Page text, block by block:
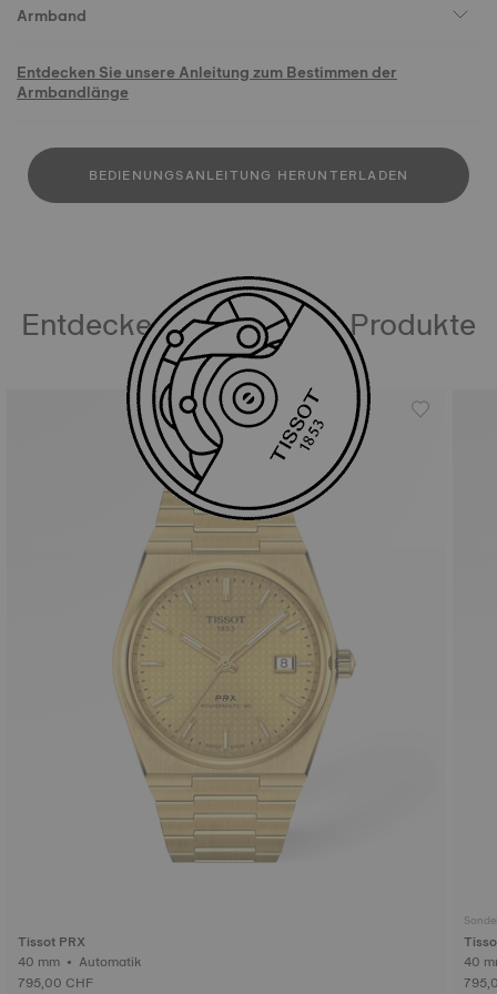
Armband
Entdecken Sie unsere Anleitung zum Bestimmen der
Armbandlänge
BEDIENUNGSANLEITUNG HERUNTERLADEN
Entdecken Sie ähnliche Produkte
Tissot PRX
40 mm • Automatik
795,00 CHF